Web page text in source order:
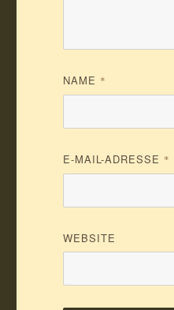
NAME *
E-MAIL-ADRESSE *
WEBSITE